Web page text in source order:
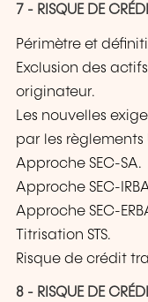
7 - RISQUE DE
Périmètre et
Exclusion des
originateur.
Les nouvelles
par les règlements
Approche SEC-SA.
Approche SEC-
Approche SEC-
Titrisation STS.
Risque de crédit
8 - RISQUE DE